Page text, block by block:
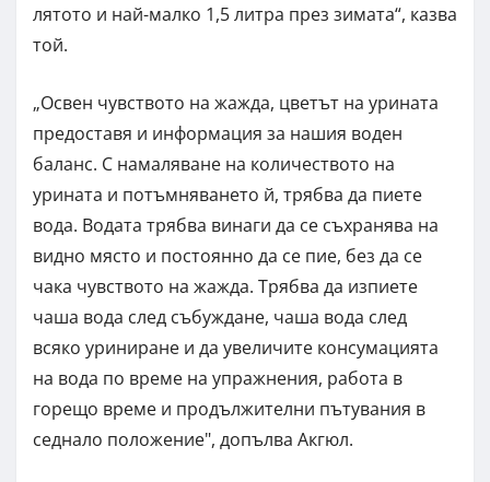
лятото и най-малко 1,5 литра през зимата“, казва
той.
„Освен чувството на жажда, цветът на урината
предоставя и информация за нашия воден
баланс. С намаляване на количеството на
урината и потъмняването й, трябва да пиете
вода. Водата трябва винаги да се съхранява на
видно място и постоянно да се пие, без да се
чака чувството на жажда. Трябва да изпиете
чаша вода след събуждане, чаша вода след
всяко уриниране и да увеличите консумацията
на вода по време на упражнения, работа в
горещо време и продължителни пътувания в
седнало положение", допълва Акгюл.